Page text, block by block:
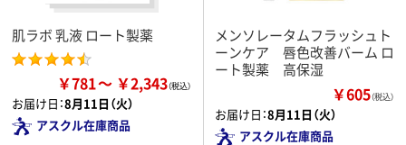
肌ラボ 乳液 ロート製薬
￥781 ￥2,343
お届け日：8月11日（火）
アスクル在庫商品
メンソレータムフラッシュト
ーンケア 唇色改善バーム ロ
ート製薬 高保湿
￥605（税込）
お届け日：8月11日（火）
アスクル在庫商品